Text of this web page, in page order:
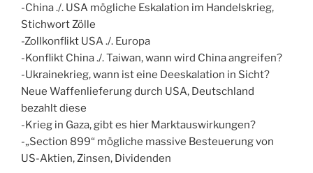
-China ./. USA mögliche Eskalation im Handelskrieg,
Stichwort Zölle
-Zollkonflikt USA ./. Europa
-Konflikt China ./. Taiwan, wann wird China angreifen?
-Ukrainekrieg, wann ist eine Deeskalation in Sicht?
Neue Waffenlieferung durch USA, Deutschland
bezahlt diese
-Krieg in Gaza, gibt es hier Marktauswirkungen?
-„Section 899“ mögliche massive Besteuerung von
US-Aktien, Zinsen, Dividenden